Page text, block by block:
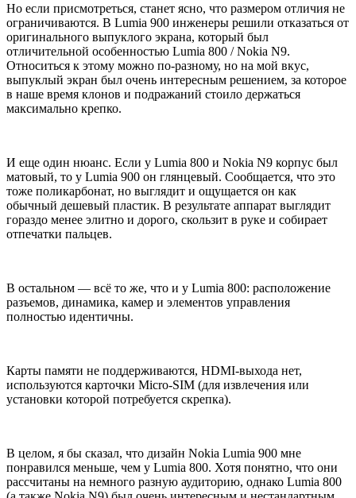
Но если присмотреться, станет ясно, что размером отличия не
ограничиваются. В Lumia 900 инженеры решили отказаться от
оригинального выпуклого экрана, который был
отличительной особенностью Lumia 800 / Nokia N9.
Относиться к этому можно по-разному, но на мой вкус,
выпуклый экран был очень интересным решением, за которое
в наше время клонов и подражаний стоило держаться
максимально крепко.
И еще один нюанс. Если у Lumia 800 и Nokia N9 корпус был
матовый, то у Lumia 900 он глянцевый. Сообщается, что это
тоже поликарбонат, но выглядит и ощущается он как
обычный дешевый пластик. В результате аппарат выглядит
гораздо менее элитно и дорого, скользит в руке и собирает
отпечатки пальцев.
В остальном — всё то же, что и у Lumia 800: расположение
разъемов, динамика, камер и элементов управления
полностью идентичны.
Карты памяти не поддерживаются, HDMI-выхода нет,
используются карточки Micro-SIM (для извлечения или
установки которой потребуется скрепка).
В целом, я бы сказал, что дизайн Nokia Lumia 900 мне
понравился меньше, чем у Lumia 800. Хотя понятно, что они
рассчитаны на немного разную аудиторию, однако Lumia 800